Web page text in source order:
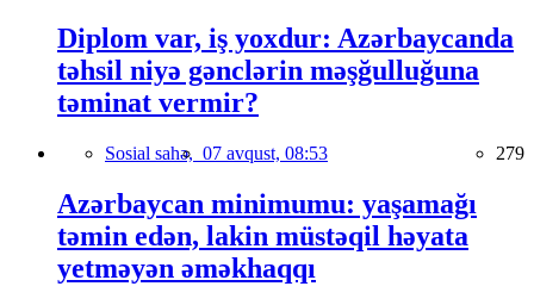
Diplom var, iş yoxdur: Azərbaycanda
təhsil niyə gənclərin məşğulluğuna
təminat vermir?
Sosial sahə, 07 avqust, 08:53 279
Azərbaycan minimumu: yaşamağı
təmin edən, lakin müstəqil həyata
yetməyən əməkhaqqı